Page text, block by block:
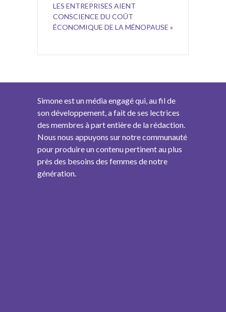
LES ENTREPRISES AIENT
CONSCIENCE DU COÛT
ÉCONOMIQUE DE LA MÉNOPAUSE »
Simone est un média engagé qui, au fil de
son développement, a fait de ses lectrices
des membres à part entière de la rédaction.
Nous nous appuyons sur notre communauté
pour produire un contenu pertinent au plus
près des besoins des femmes de notre
génération.